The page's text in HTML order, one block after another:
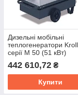
Дизельні мобільні
теплогенератори Kroll
серії M 50 (51 кВт)
442 610,72 ₴
Купити